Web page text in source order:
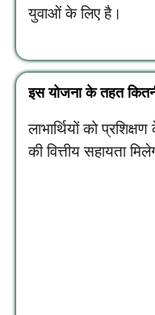
युवाओं के लिए है।
इस योजना के तहत कितनी
लाभार्थियों को
की वित्तीय सहायता